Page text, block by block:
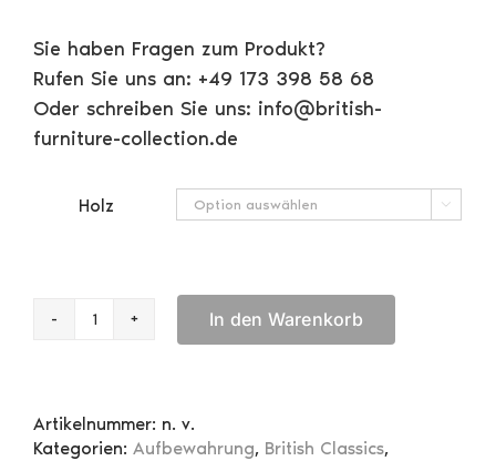
Sie haben Fragen zum Produkt?
Rufen Sie uns an: +49 173 398 58 68
Oder schreiben Sie uns: info@british-
furniture-collection.de
Holz 
Kommode
Menge
In den Warenkorb
Artikelnummer: n. v.
Kategorien: Aufbewahrung, British Classics,